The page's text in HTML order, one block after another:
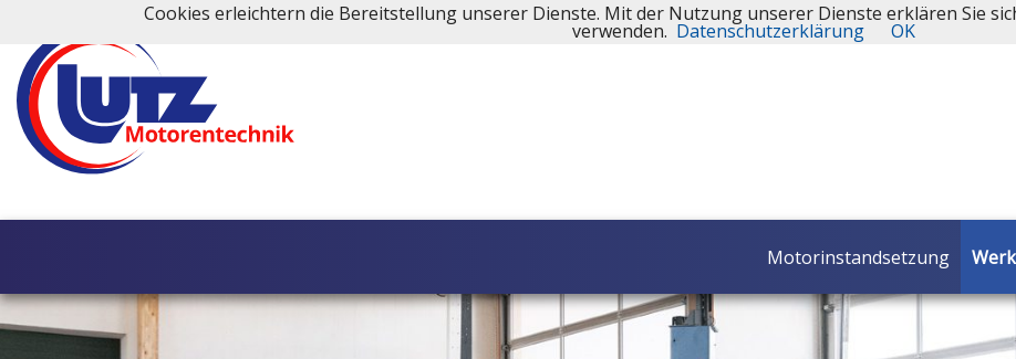
Motorinstandsetzung
Cookies erleichtern die Bereitstellung unserer Dienste. Mit der Nutzung unserer Dienste erklären Sie
verwenden. Datenschutzerklärung OK